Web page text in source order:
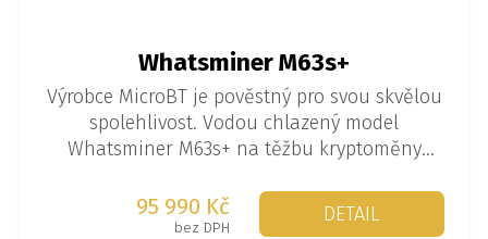
Whatsminer M63s+
Výrobce MicroBT je pověstný pro svou skvělou
spolehlivost. Vodou chlazený model
Whatsminer M63s+ na těžbu kryptoměny
verzi až 444 TH/s.
95 990 Kč
bez DPH
DETAIL